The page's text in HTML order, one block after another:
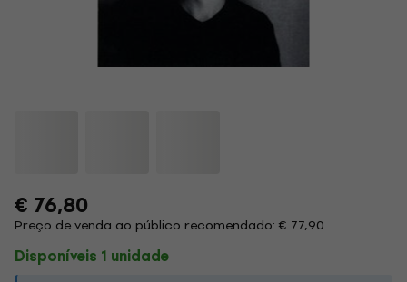
€ 76,80
Preço de venda ao público recomendado: € 77,90
Disponíveis 1 unidade